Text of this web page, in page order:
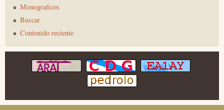
Monograficos
Buscar
Contenido reciente